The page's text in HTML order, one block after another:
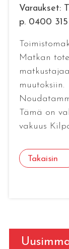
Varaukset:
p. 0400
Matkan
muutoksiin.
Tämä on
vakuus
Takaisin